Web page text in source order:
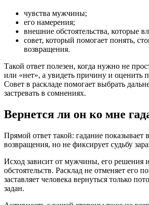
чувства мужчины;
его намерения;
внешние обстоятельства, которые
совет, который помогает понять,
возвращения.
Такой ответ полезен, когда нужно не
или «нет», а увидеть причину и оценить
Совет в раскладе помогает выбрать
застревать в сомнениях.
Вернется ли он ко мне
Прямой ответ такой: гадание показывает
возвращения, но не фиксирует судьбу
Исход зависит от мужчины, его решения
обстоятельств. Расклад не отменяет его
заставляет человека вернуться только
задан.